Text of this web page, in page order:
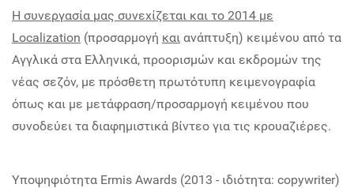
Η συνεργασία μας συνεχίζεται και το 2014 με
Localization (προσαρμογή και ανάπτυξη) κειμένου από τα
Αγγλικά στα Ελληνικά, προορισμών και εκδρομών της
νέας σεζόν, με πρόσθετη πρωτότυπη κειμενογραφία
όπως και με μετάφραση/προσαρμογή κειμένου που
συνοδεύει τα διαφημιστικά βίντεο για τις κρουαζιέρες.
Υποψηφιότητα Ermis Awards (2013 - ιδιότητα: copywriter)